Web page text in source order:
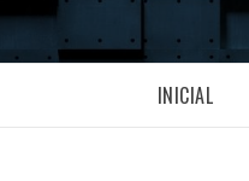
INICIAL